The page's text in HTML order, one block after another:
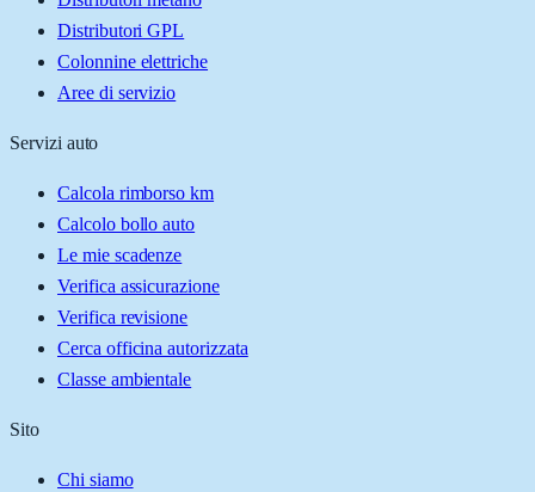
Distributori GPL
Colonnine elettriche
Aree di servizio
Servizi auto
Calcola rimborso km
Calcolo bollo auto
Le mie scadenze
Verifica assicurazione
Verifica revisione
Cerca officina autorizzata
Classe ambientale
Sito
Chi siamo